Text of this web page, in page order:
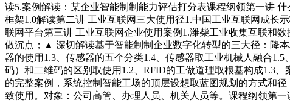
读5.案例解读：某企业智能制制能力评估打分表课程纲领第一讲
框架1.0解读第二讲 工业互联网三大使用径1.中国工业互联网成长
联网平台第三讲 工业互联网企业使用案例1.潍柴工业收集互联和
做沉点；▲ 深切解读基于智能制制企业数字化转型的三大径：降
器的使用1.3、传感器的五个分类1.4、传感器取工业机械人融合
码）和二维码的区别取使用1.2、RFID的工做道理取根基构成1.3
的完整案例，系统控制智能工场的顶层设想取蓝图规划的方式和
致使用。对象：公司高管、办理人员、机关人员等。课程纲领第